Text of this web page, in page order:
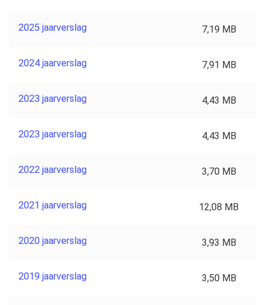
2025 jaarverslag 7,19 MB
2024 jaarverslag 7,91 MB
2023 jaarverslag 4,43 MB
2023 jaarverslag 4,43 MB
2022 jaarverslag 3,70 MB
2021 jaarverslag 12,08 MB
2020 jaarverslag 3,93 MB
2019 jaarverslag 3,50 MB